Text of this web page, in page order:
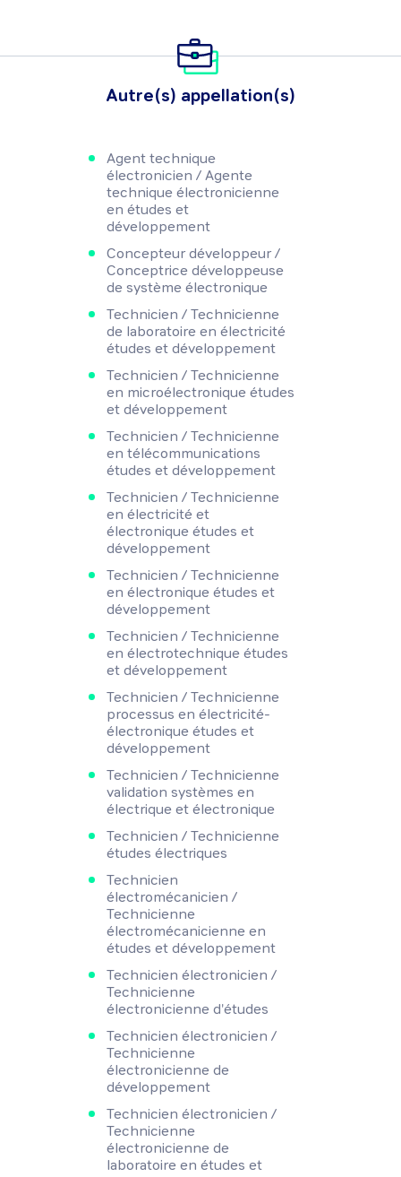
Autre(s) appellation(s)
Agent technique
électronicien / Agente
technique électronicienne
en études et
développement
Concepteur développeur /
Conceptrice développeuse
de système électronique
Technicien / Technicienne
de laboratoire en électricité
études et développement
Technicien / Technicienne
en microélectronique études
et développement
Technicien / Technicienne
en télécommunications
études et développement
Technicien / Technicienne
en électricité et
électronique études et
développement
Technicien / Technicienne
en électronique études et
développement
Technicien / Technicienne
en électrotechnique études
et développement
Technicien / Technicienne
processus en électricité-
électronique études et
développement
Technicien / Technicienne
validation systèmes en
électrique et électronique
Technicien / Technicienne
études électriques
Technicien
électromécanicien /
Technicienne
électromécanicienne en
études et développement
Technicien électronicien /
Technicienne
électronicienne d'études
Technicien électronicien /
Technicienne
électronicienne de
développement
Technicien électronicien /
Technicienne
électronicienne de
laboratoire en études et